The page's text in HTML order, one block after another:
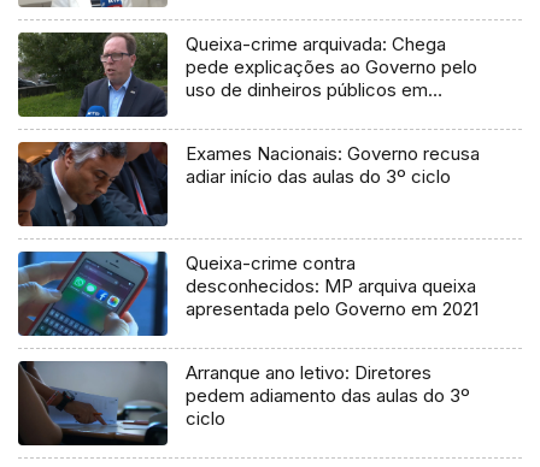
Queixa-crime arquivada: Chega
pede explicações ao Governo pelo
uso de dinheiros públicos em
Exames Nacionais: Governo recusa
adiar início das aulas do 3º ciclo
Queixa-crime contra
desconhecidos: MP arquiva queixa
apresentada pelo Governo em 2021
Arranque ano letivo: Diretores
pedem adiamento das aulas do 3º
ciclo